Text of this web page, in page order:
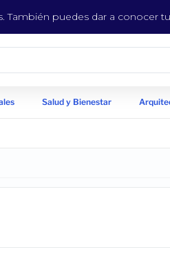
También puedes dar a conocer
Salud y Bienestar